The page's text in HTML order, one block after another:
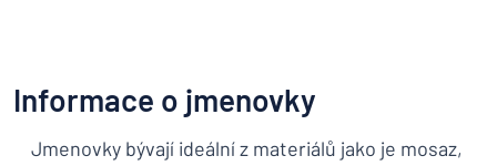
Informace o jmenovky
Jmenovky bývají ideální z materiálů jako je mosaz,